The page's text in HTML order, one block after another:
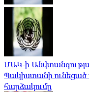
ՄԱԿ-ի
Պակիստանի
հարձակումը